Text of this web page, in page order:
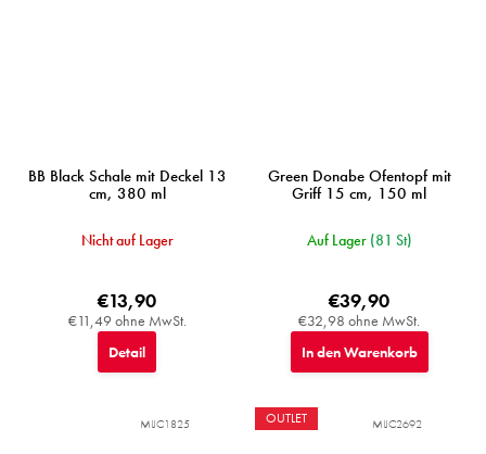
BB Black Schale mit Deckel 13
cm, 380 ml
Nicht auf Lager
€11,49 ohne MwSt.
€13,90
Detail
Green Donabe Ofentopf mit
Griff 15 cm, 150 ml
Auf Lager (81 St)
€32,98 ohne MwSt.
€39,90
In den Warenkorb
MIJC1825 OUTLET MIJC2692